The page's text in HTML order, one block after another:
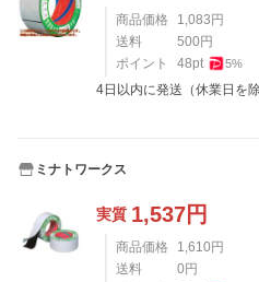
商品価格 1,083 円
送料
500 円
ポイント
48pt 5%
4日以内に発送（休業日を除
ミナトワークス
実質 1,537円
商品価格 1,610 円
送料
0 円